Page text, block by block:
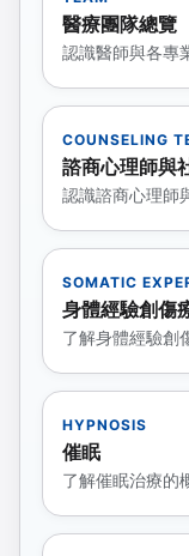
醫療團隊總覽
認識醫師與各專
COUNSELING
諮商心理師與
認識諮商心理師
SOMATIC
身體經驗創傷
了解身體經驗創
HYPNOSIS
催眠
了解催眠治療的